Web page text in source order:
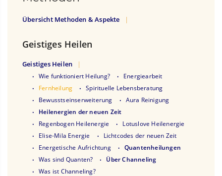
Übersicht Methoden & Aspekte
Geistiges Heilen
Geistiges Heilen
Wie funktioniert Heilung?
Energiearbeit
Fernheilung
Spirituelle Lebensberatung
Bewusstseinserweiterung
Aura Reinigung
Heilenergien der neuen Zeit
Regenbogen Heilenergie
Lotuslove Heilenergie
Elise-Mila Energie
Lichtcodes der neuen Zeit
Energetische Aufrichtung
Quantenheilungen
Was sind Quanten?
Über Channeling
Was ist Channeling?